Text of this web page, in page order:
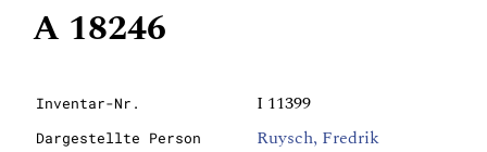
A 18246
Inventar-Nr. I 11399
Dargestellte Person Ruysch, Fredrik